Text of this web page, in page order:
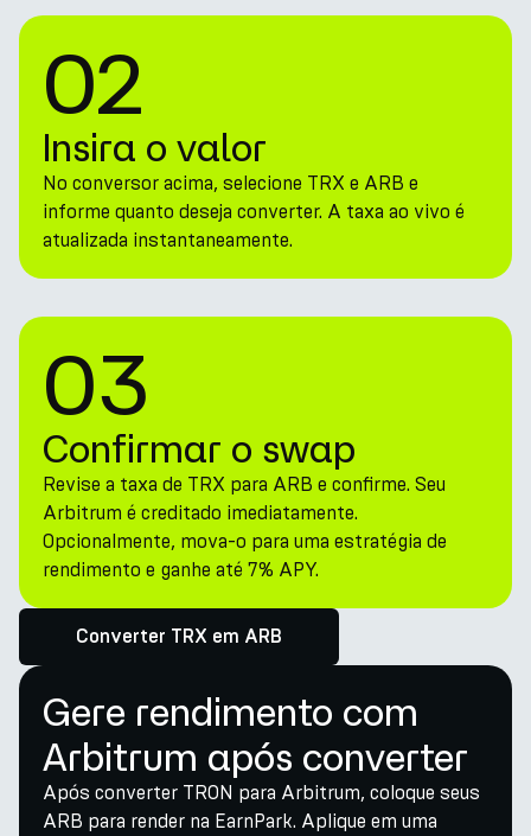
02
Insira o valor
No conversor acima, selecione TRX e ARB e
informe quanto deseja converter. A taxa ao vivo é
atualizada instantaneamente.
03
Confirmar o swap
Revise a taxa de TRX para ARB e confirme. Seu
Arbitrum é creditado imediatamente.
Opcionalmente, mova-o para uma estratégia de
rendimento e ganhe até 7% APY.
Converter TRX em ARB
Gere rendimento com
Arbitrum após converter
Após converter TRON para Arbitrum, coloque seus
ARB para render na EarnPark. Aplique em uma